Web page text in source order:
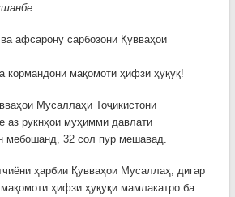
афсарону сарбозони Қувваҳои
кормандони мақомоти ҳифзи ҳуқуқ!
Мусаллаҳи Тоҷикистони
аз рукнҳои муҳимми давлати
мебошанд, 32 сол пур мешавад.
ҳарбии Қувваҳои Мусаллаҳ, дигар
ҳифзи ҳуқуқи мамлакатро ба